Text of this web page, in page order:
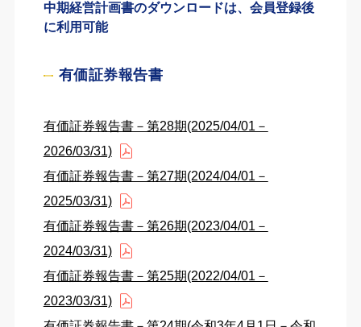
中期経営計画書のダウンロードは、会員登録後
に利用可能
有価証券報告書
有価証券報告書－第28期(2025/04/01－
2026/03/31)
有価証券報告書－第27期(2024/04/01－
2025/03/31)
有価証券報告書－第26期(2023/04/01－
2024/03/31)
有価証券報告書－第25期(2022/04/01－
2023/03/31)